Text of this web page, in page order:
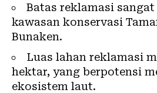
Batas reklamasi
kawasan konservasi
Bunaken.
Luas lahan reklamasi
hektar, yang berpotensi
ekosistem laut.